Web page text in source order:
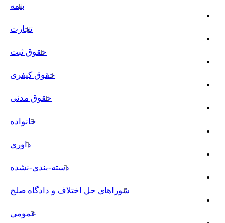
بیمه
تجارت
حقوق ثبت
حقوق کیفری
حقوق مدنی
خانواده
داوری
دسته-بندی-نشده
شوراهای حل اختلاف و دادگاه صلح
عمومی